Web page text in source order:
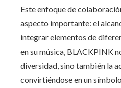
Este enfoque de
aspecto importante: el
integrar elementos de
en su música, BLACKPINK
diversidad, sino también la
convirtiéndose en un